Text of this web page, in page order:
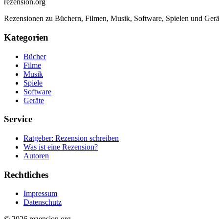
rezension.org
Rezensionen zu Büchern, Filmen, Musik, Software, Spielen und
Kategorien
Bücher
Filme
Musik
Spiele
Software
Geräte
Service
Ratgeber: Rezension schreiben
Was ist eine Rezension?
Autoren
Rechtliches
Impressum
Datenschutz